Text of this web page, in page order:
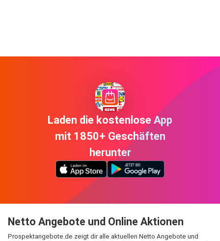
Laden die kostenlose App
mit 1850+ Geschäften
herunter
Netto Angebote und Online Aktionen
Prospektangebote.de zeigt dir alle aktuellen Netto Angebote und